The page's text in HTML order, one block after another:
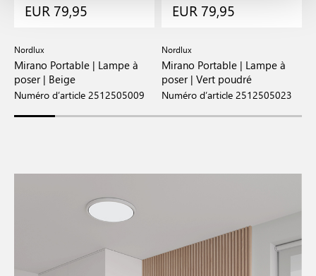
EUR 79,95
Nordlux
Mirano Portable | Lampe à
poser | Beige
Numéro d’article 2512505009
EUR 79,95
Nordlux
Mirano Portable | Lampe à
poser | Vert poudré
Numéro d’article 2512505023